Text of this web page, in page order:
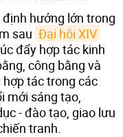
hướng lớn trong
sau Đại hội XIV
đẩy hợp tác kinh
công bằng và
tác trong các
mới sáng tạo,
- đào tạo, giao lưu
tranh.